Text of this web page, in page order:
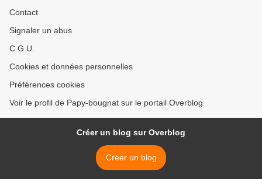
Contact
Signaler un abus
C.G.U.
Cookies et données personnelles
Préférences cookies
Voir le profil de Papy-bougnat sur le portail Overblog
Créer un blog sur Overblog
Créer un blog